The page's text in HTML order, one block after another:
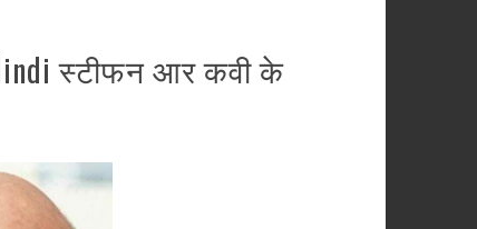
स्टीफन आर कवी के